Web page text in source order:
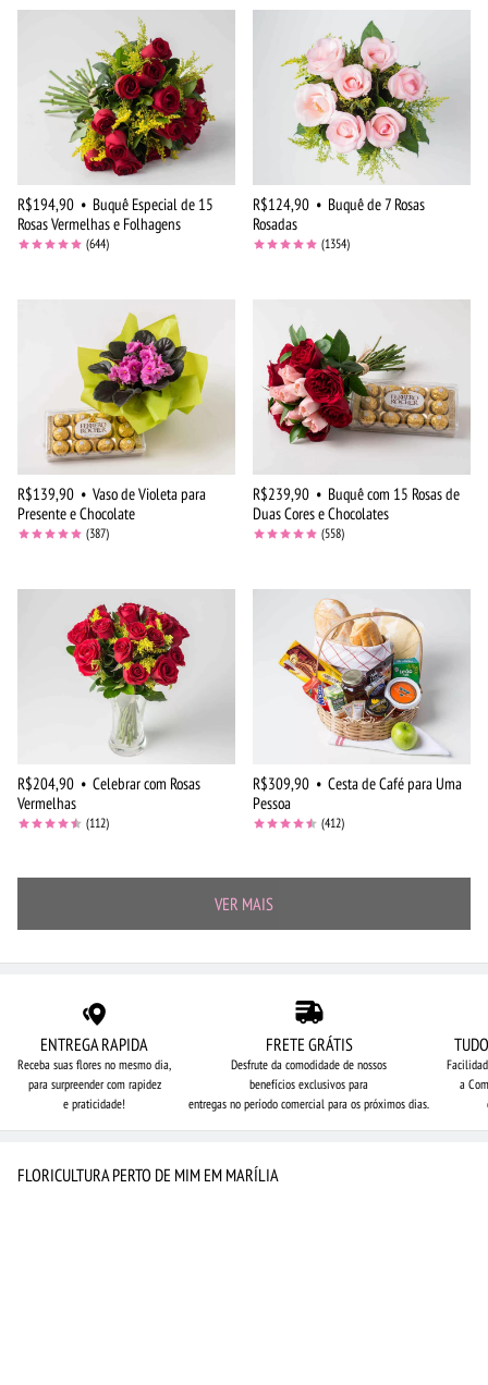
R$194,90 • Buquê Especial de 15
Rosas Vermelhas e Folhagens
(644)
R$124,90 • Buquê de 7 Rosas
Rosadas
(1354)
R$139,90 • Vaso de Violeta para
Presente e Chocolate
(387)
R$239,90 • Buquê com 15 Rosas de
Duas Cores e Chocolates
(558)
R$204,90 • Celebrar com Rosas
Vermelhas
(112)
R$309,90 • Cesta de Café para Uma
Pessoa
(412)
VER MAIS
ENTREGA RAPIDA
Receba suas flores no mesmo dia,
para surpreender com rapidez
e praticidade!
FRETE GRÁTIS
Desfrute da comodidade de nossos
benefícios exclusivos para
entregas no período comercial para os próximos dias.
a
FLORICULTURA PERTO DE MIM EM MARÍLIA